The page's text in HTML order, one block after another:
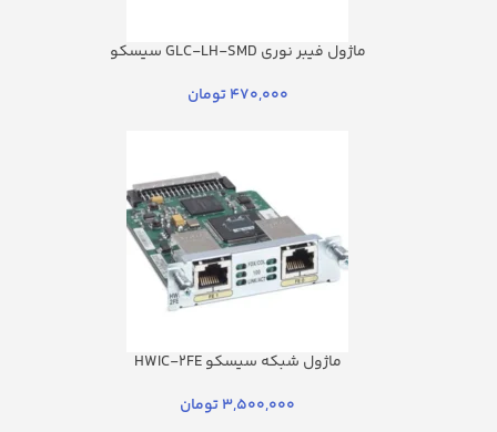
ماژول فیبر نوری GLC-LH-SMD سیسکو
470,000 تومان
ماژول شبکه سیسکو HWIC-2FE
3,500,000تومان